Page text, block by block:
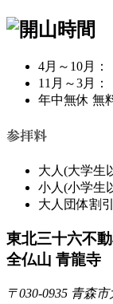
4月～10月
11月～3月
年中無休 無
大人(大学生
小人(小学生
大人団体割
東北三十六不
全仏山 青龍寺
〒030-0935 青森